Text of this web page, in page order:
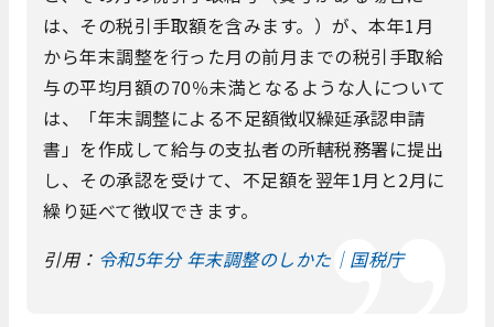
は、その税引手取額を含みます。）が、本年1月
から年末調整を行った月の前月までの税引手取給
与の平均月額の70％未満となるような人について
は、「年末調整による不足額徴収繰延承認申請
書」を作成して給与の支払者の所轄税務署に提出
し、その承認を受けて、不足額を翌年1月と2月に
繰り延べて徴収できます。
引用： 令和5年分 年末調整のしかた｜国税庁